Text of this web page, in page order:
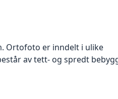
Ortofoto er inndelt i ulike
av tett- og spredt